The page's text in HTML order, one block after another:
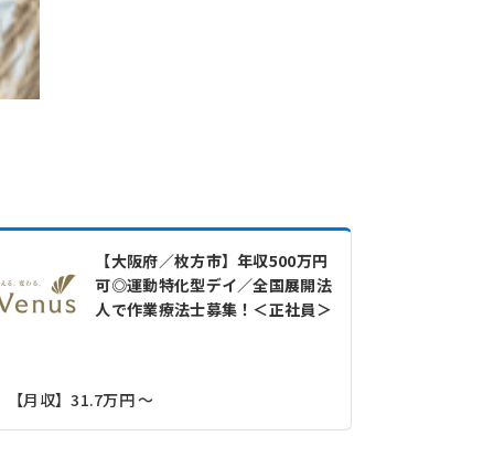
【大阪府／枚方市】年収500万円
可◎運動特化型デイ／全国展開法
人で作業療法士募集！＜正社員＞
【月収】31.7万円 ～